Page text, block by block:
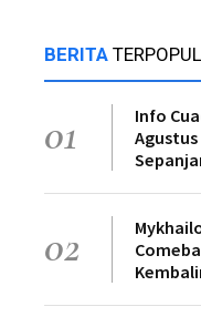
BERITA
01
Info
Agustus
02